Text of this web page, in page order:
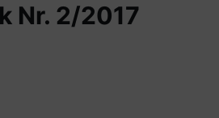
Nr. 2/2017